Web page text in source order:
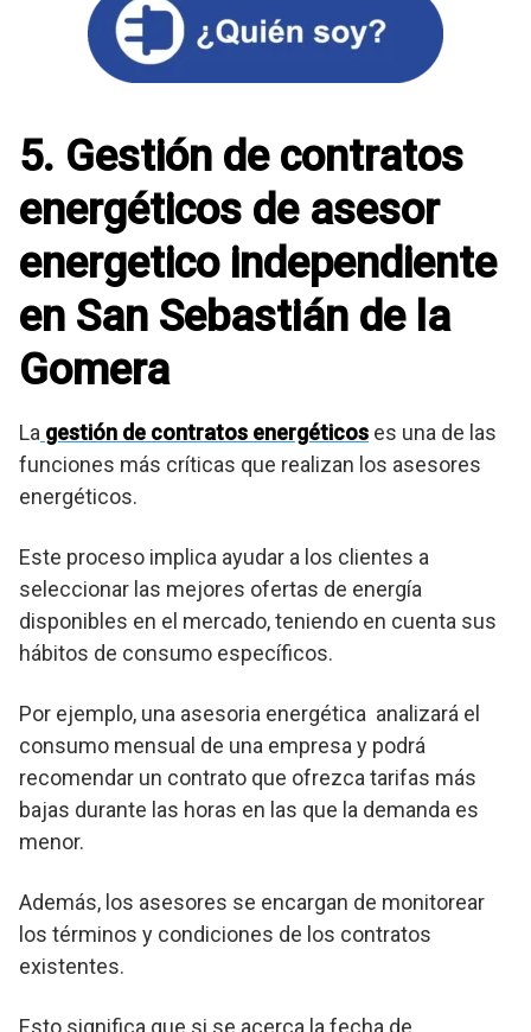
5. Gestión de contratos
energéticos de asesor
energetico independiente
en San Sebastián de la
Gomera
La gestión de contratos energéticos es una de las
funciones más críticas que realizan los asesores
energéticos.
Este proceso implica ayudar a los clientes a
seleccionar las mejores ofertas de energía
disponibles en el mercado, teniendo en cuenta sus
hábitos de consumo específicos.
Por ejemplo, una asesoria energética analizará el
consumo mensual de una empresa y podrá
recomendar un contrato que ofrezca tarifas más
bajas durante las horas en las que la demanda es
menor.
Además, los asesores se encargan de monitorear
los términos y condiciones de los contratos
existentes.
Esto significa que si se acerca la fecha de